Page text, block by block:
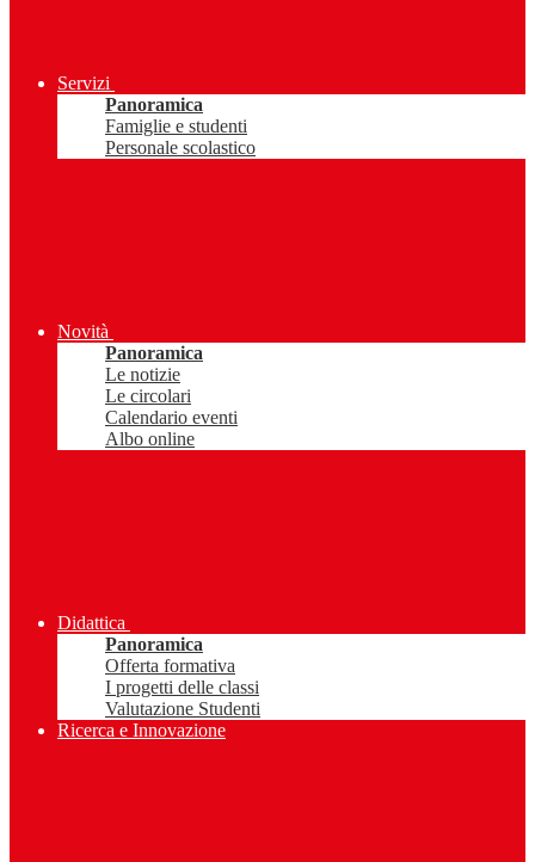
Servizi
Panoramica
Famiglie e studenti
Personale scolastico
Novità
Panoramica
Le notizie
Le circolari
Calendario eventi
Albo online
Didattica
Panoramica
Offerta formativa
I progetti delle classi
Valutazione Studenti
Ricerca e Innovazione